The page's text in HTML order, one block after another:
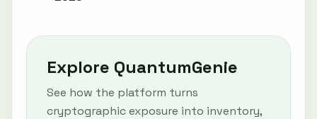
Explore QuantumGenie
See how the platform turns
cryptographic exposure into inventory,